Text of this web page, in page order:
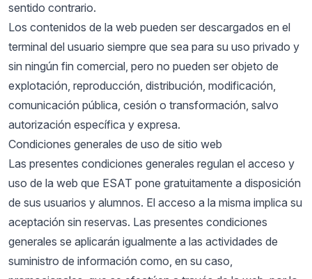
sentido contrario.
Los contenidos de la web pueden ser descargados en el
terminal del usuario siempre que sea para su uso privado y
sin ningún fin comercial, pero no pueden ser objeto de
explotación, reproducción, distribución, modificación,
comunicación pública, cesión o transformación, salvo
autorización específica y expresa.
Condiciones generales de uso de sitio web
Las presentes condiciones generales regulan el acceso y
uso de la web que ESAT pone gratuitamente a disposición
de sus usuarios y alumnos. El acceso a la misma implica su
aceptación sin reservas. Las presentes condiciones
generales se aplicarán igualmente a las actividades de
suministro de información como, en su caso,